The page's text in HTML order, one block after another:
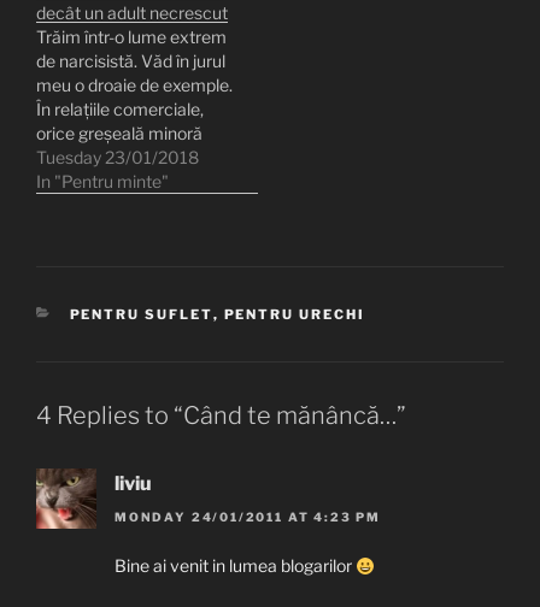
decât un adult necrescut
Trăim într-o lume extrem
de narcisistă. Văd în jurul
meu o droaie de exemple.
În relațiile comerciale,
orice greșeală minoră
este tratată ca o crimă de
lèse-majesté.
omul care stă…
Tuesday 23/01/2018
In "Pentru minte"
CATEGORIES
PENTRU SUFLET, PENTRU URECHI
4 Replies to “Când te mănâncă…”
liviu
MONDAY 24/01/2011 AT 4:23 PM
Bine ai venit in lumea blogarilor